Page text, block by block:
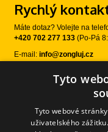
Rychlý
Máte dotaz? Volejte na
+420 702 277 133 (Po-Pá
E-mail: info@zongluj.cz
Sledujte nás
Tyto
Tyto webové
uživatelského